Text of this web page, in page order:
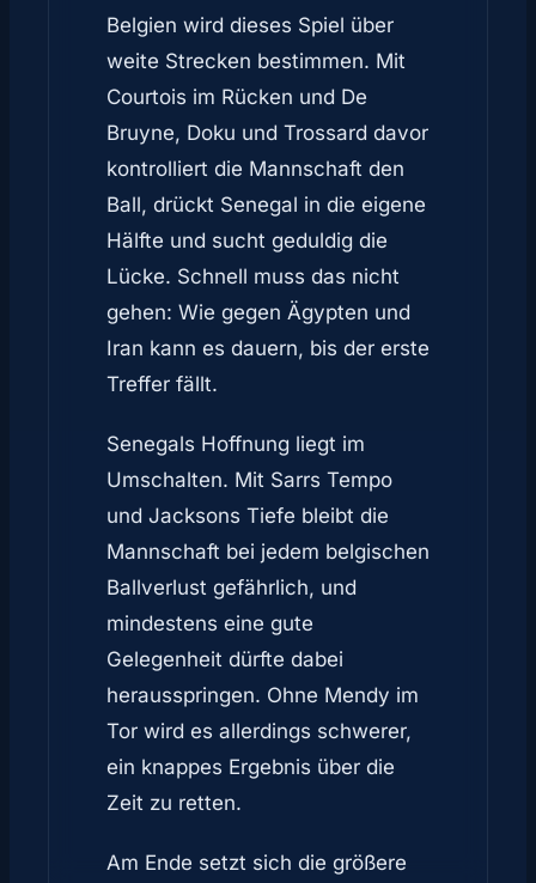
Belgien wird dieses Spiel über
weite Strecken bestimmen. Mit
Courtois im Rücken und De
Bruyne, Doku und Trossard davor
kontrolliert die Mannschaft den
Ball, drückt Senegal in die eigene
Hälfte und sucht geduldig die
Lücke. Schnell muss das nicht
gehen: Wie gegen Ägypten und
Iran kann es dauern, bis der erste
Treffer fällt.
Senegals Hoffnung liegt im
Umschalten. Mit Sarrs Tempo
und Jacksons Tiefe bleibt die
Mannschaft bei jedem belgischen
Ballverlust gefährlich, und
mindestens eine gute
Gelegenheit dürfte dabei
herausspringen. Ohne Mendy im
Tor wird es allerdings schwerer,
ein knappes Ergebnis über die
Zeit zu retten.
Am Ende setzt sich die größere